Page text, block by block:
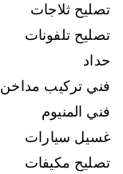
تصليح ثلاجات
تصليح تلفونات
حداد
فني تركيب مداخن
فني المنيوم
غسيل سيارات
تصليح مكيفات